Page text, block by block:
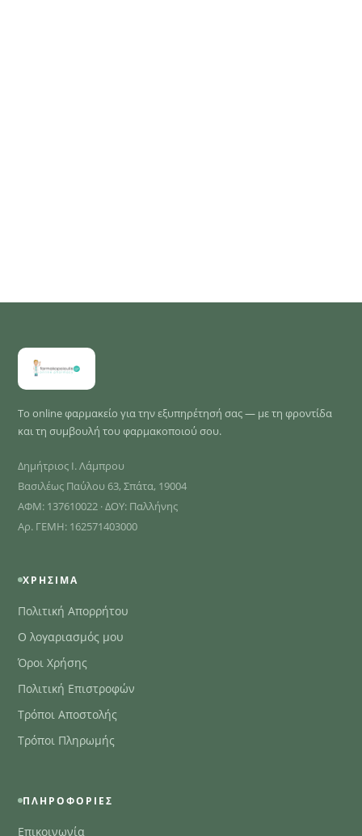
Το online φαρμακείο για την εξυπηρέτησή σας — με τη φροντίδα
και τη συμβουλή του φαρμακοποιού σου.
Δημήτριος Ι. Λάμπρου
Βασιλέως Παύλου 63, Σπάτα, 19004
ΑΦΜ: 137610022 · ΔΟΥ: Παλλήνης
Αρ. ΓΕΜΗ: 162571403000
ΧΡΉΣΙΜΑ
Πολιτική Απορρήτου
Ο λογαριασμός μου
Όροι Χρήσης
Πολιτική Επιστροφών
Τρόποι Αποστολής
Τρόποι Πληρωμής
ΠΛΗΡΟΦΟΡΊΕΣ
Επικοινωνία